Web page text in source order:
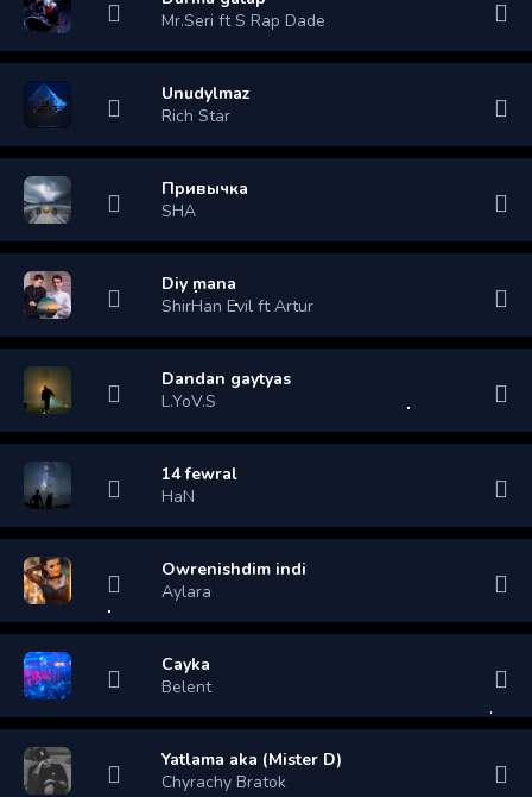
Mr.Seri ft S Rap Dade
Unudylmaz
Rich Star
Привычка
SHA
Diy mana
ShirHan Evil ft Artur
Dandan gaytyas
L.YoV.S
14 fewral
HaN
Owrenishdim indi
Aylara
Cayka
Belent
Yatlama aka (Mister D)
Chyrachy Bratok